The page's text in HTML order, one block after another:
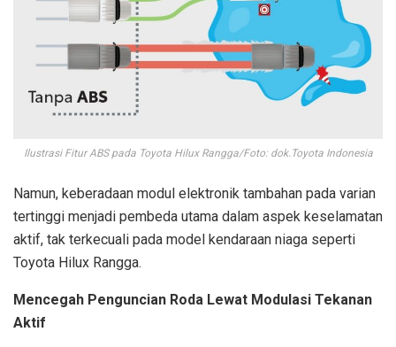
Ilustrasi Fitur ABS pada Toyota Hilux Rangga/Foto: dok.Toyota Indonesia
Namun, keberadaan modul elektronik tambahan pada varian
tertinggi menjadi pembeda utama dalam aspek keselamatan
aktif, tak terkecuali pada model kendaraan niaga seperti
Toyota Hilux Rangga.
Mencegah Penguncian Roda Lewat Modulasi Tekanan
Aktif